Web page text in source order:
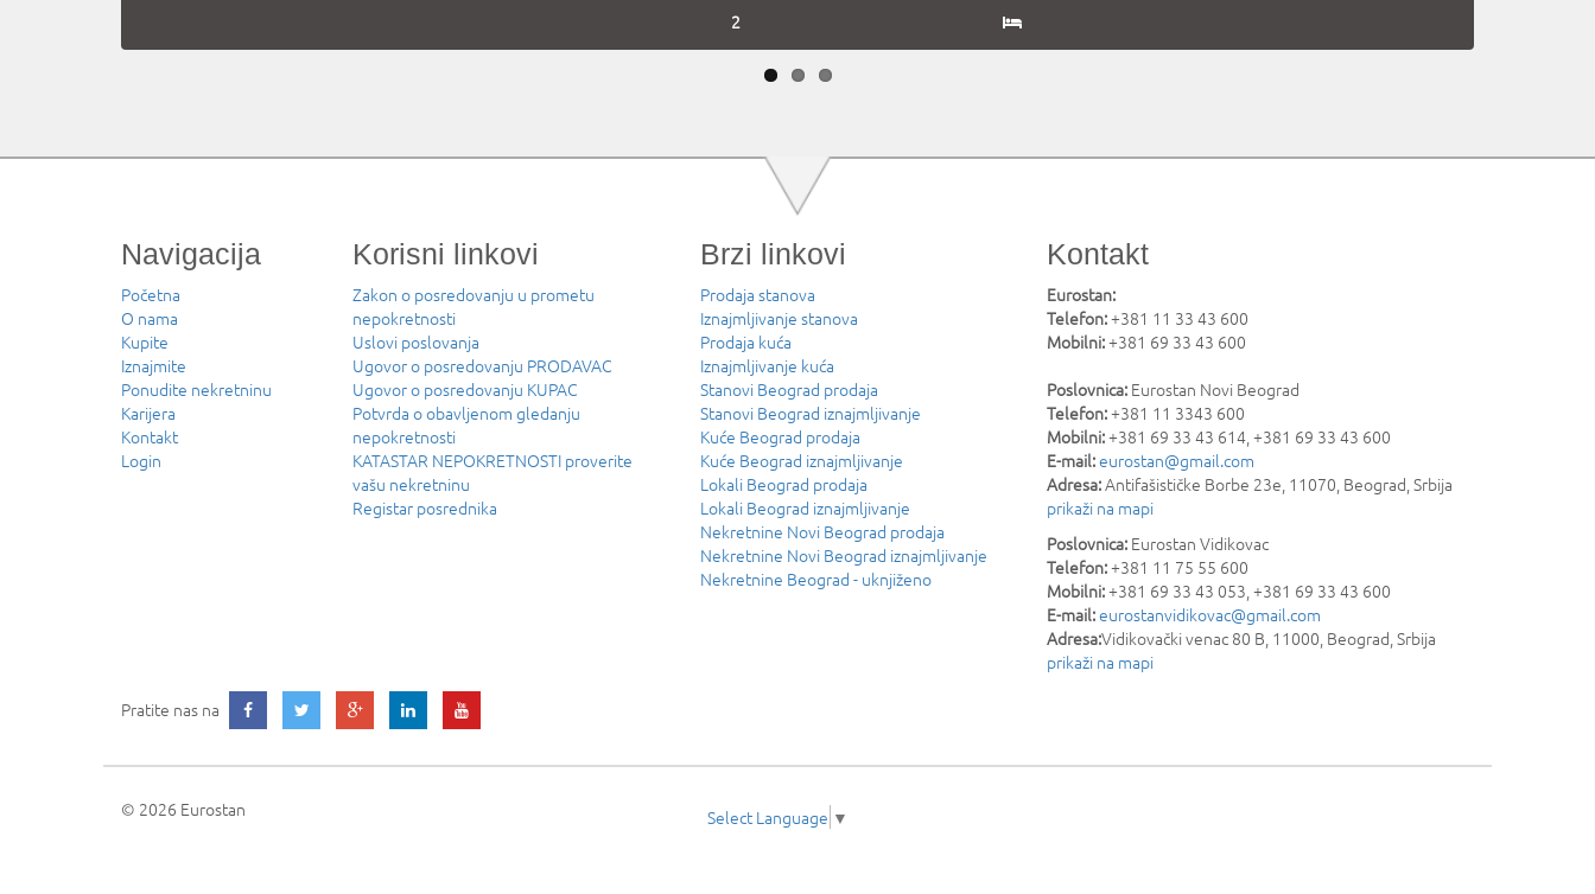
2
Navigacija
Početna
O nama
Kupite
Iznajmite
Ponudite nekretninu
Karijera
Kontakt
Login
Korisni linkovi
Zakon o posredovanju u prometu
nepokretnosti
Uslovi poslovanja
Ugovor o posredovanju PRODAVAC
Ugovor o posredovanju KUPAC
Potvrda o obavljenom gledanju
nepokretnosti
KATASTAR NEPOKRETNOSTI proverite
vašu nekretninu
Registar posrednika
Brzi linkovi
Prodaja stanova
Iznajmljivanje stanova
Prodaja kuća
Iznajmljivanje kuća
Stanovi Beograd prodaja
Stanovi Beograd iznajmljivanje
Kuće Beograd prodaja
Kuće Beograd iznajmljivanje
Lokali Beograd prodaja
Lokali Beograd iznajmljivanje
Nekretnine Novi Beograd prodaja
Nekretnine Novi Beograd iznajmljivanje
Nekretnine Beograd - uknjiženo
Kontakt
Eurostan:
Telefon:+381 11 33 43 600
Mobilni:+381 69 33 43 600
Poslovnica: Eurostan Novi Beograd
Telefon:+381 11 3343 600
Mobilni:+381 69 33 43 614, +381 69 33 43 600
E-mail:eurostan@gmail.com
Adresa:Antifašističke Borbe 23e, 11070, Beograd,Srbija
prikaži na mapi
Poslovnica: Eurostan Vidikovac
Telefon:+381 11 75 55 600
Mobilni:+381 69 33 43 053, +381 69 33 43 600
E-mail:eurostanvidikovac@gmail.com
Adresa:Vidikovački venac 80 B, 11000, Beograd,Srbija
prikaži na mapi
Pratite nas na
© 2026 Eurostan Select Language ▼